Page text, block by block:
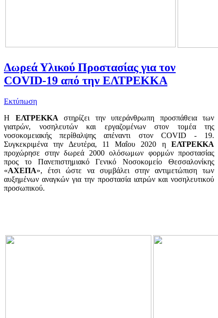
Δωρεά Υλικού Προστασίας για τον
COVID-19 από την ΕΛΤΡΕΚΚΑ
Εκτύπωση
Η ΕΛΤΡΕΚΚΑ στηρίζει την υπεράνθρωπη προσπάθεια των
γιατρών, νοσηλευτών και εργαζομένων στον τομέα της
νοσοκομειακής περίθαλψης απέναντι στον COVID - 19.
Συγκεκριμένα την Δευτέρα, 11 Μαΐου 2020 η ΕΛΤΡΕΚΚΑ
προχώρησε στην δωρεά 2000 ολόσωμων φορμών προστασίας
προς το Πανεπιστημιακό Γενικό Νοσοκομείο Θεσσαλονίκης
«ΑΧΕΠΑ», έτσι ώστε να συμβάλει στην αντιμετώπιση των
αυξημένων αναγκών για την προστασία ιατρών και νοσηλευτικού
προσωπικού.